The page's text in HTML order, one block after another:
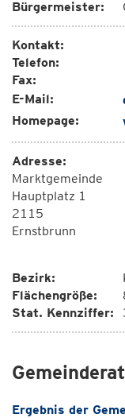
Bürgermeister:
Kontakt:
Telefon:
Fax:
E-Mail:
Homepage:
Adresse:
Marktgemeinde
Hauptplatz 1
2115
Ernstbrunn
Bezirk:
Flächengröße:
Stat. Kennziffer:
Ergebnis der